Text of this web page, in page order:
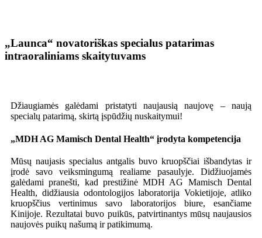
„Launca“ novatoriškas specialus patarimas
intraoraliniams skaitytuvams
Džiaugiamės galėdami pristatyti naujausią naujovę – naują
specialų patarimą, skirtą įspūdžių nuskaitymui!
„MDH AG Mamisch Dental Health“ įrodyta kompetencija
Mūsų naujasis specialus antgalis buvo kruopščiai išbandytas ir
įrodė savo veiksmingumą realiame pasaulyje. Didžiuojamės
galėdami pranešti, kad prestižinė MDH AG Mamisch Dental
Health, didžiausia odontologijos laboratorija Vokietijoje, atliko
kruopščius vertinimus savo laboratorijos biure, esančiame
Kinijoje. Rezultatai buvo puikūs, patvirtinantys mūsų naujausios
naujovės puikų našumą ir patikimumą.